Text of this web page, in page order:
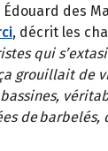
des
, décrit les
qui
grouillait de
de barbelés,